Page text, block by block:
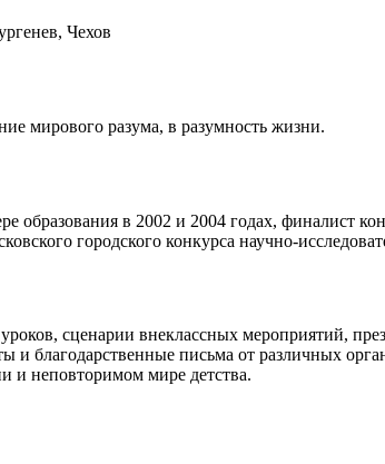
Чехов
мирового разума, в разумность жизни.
образования в 2002 и 2004 годах, финалист
городского конкурса научно-
сценарии внеклассных мероприятий,
благодарственные письма от различных
и неповторимом мире детства.